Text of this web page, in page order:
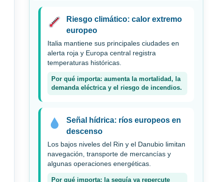
Riesgo climático: calor extremo
europeo
Italia mantiene sus principales ciudades en
alerta roja y Europa central registra
temperaturas históricas.
Por qué importa: aumenta la mortalidad, la
demanda eléctrica y el riesgo de incendios.
Señal hídrica: ríos europeos en
descenso
Los bajos niveles del Rin y el Danubio limitan
navegación, transporte de mercancías y
algunas operaciones energéticas.
Por qué importa: la sequía ya repercute